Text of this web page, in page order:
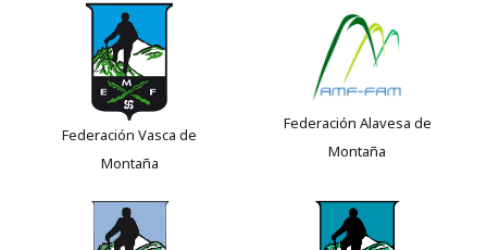
Federación Vasca de
Montaña
Federación Alavesa de
Montaña